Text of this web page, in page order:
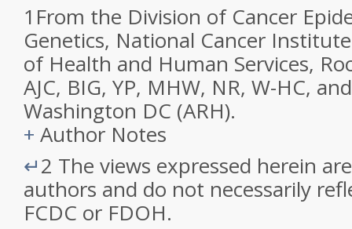
1 From the Division of Cancer
Genetics, National Cancer
of Health and Human Services,
AJC, BIG, YP, MHW, NR, W-HC,
Washington DC (ARH).
+ Author Notes
↵2 The views expressed herein
authors and do not necessarily
FCDC or FDOH.